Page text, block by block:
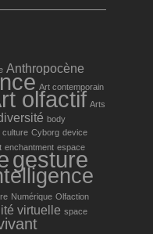
Anthropocène
Art contemporain
olfactif Arts
body
culture Cyborg device
enchantment espace
gesture
Numérique Olfaction
virtuelle space